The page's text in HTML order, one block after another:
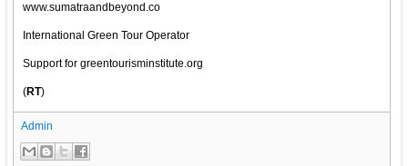
www.sumatraandbeyond.co
International Green Tour Operator
Support for greentourisminstitute.org
(RT)
Admin